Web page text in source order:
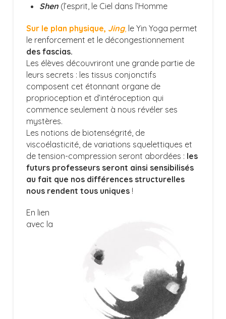
Shen (l’esprit, le Ciel dans l’Homme
Sur le plan physique, Jing, le Yin Yoga permet
le renforcement et le décongestionnement
des fascias.
Les élèves découvriront une grande partie de
leurs secrets : les tissus conjonctifs
composent cet étonnant organe de
proprioception et d’intéroception qui
commence seulement à nous révéler ses
mystères.
Les notions de biotenségrité, de
viscoélasticité, de variations squelettiques et
de tension-compression seront abordées : les
futurs professeurs seront ainsi sensibilisés
au fait que nos différences structurelles
nous rendent tous uniques!
En lien
avec la